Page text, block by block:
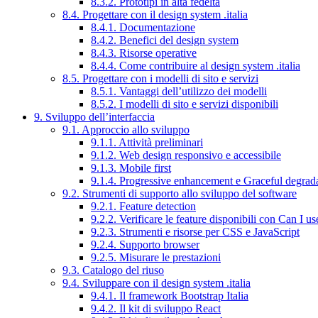
8.4. Progettare con il design system .italia
8.4.1. Documentazione
8.4.2. Benefici del design system
8.4.3. Risorse operative
8.4.4. Come contribuire al design system .italia
8.5. Progettare con i modelli di sito e servizi
8.5.1. Vantaggi dell’utilizzo dei modelli
8.5.2. I modelli di sito e servizi disponibili
9. Sviluppo dell’interfaccia
9.1. Approccio allo sviluppo
9.1.1. Attività preliminari
9.1.2. Web design responsivo e accessibile
9.1.3. Mobile first
9.1.4. Progressive enhancement e Graceful
9.2. Strumenti di supporto allo sviluppo del software
9.2.1. Feature detection
9.2.2. Verificare le feature disponibili con Can I
9.2.3. Strumenti e risorse per CSS e JavaScript
9.2.4. Supporto browser
9.2.5. Misurare le prestazioni
9.3. Catalogo del riuso
9.4. Sviluppare con il design system .italia
9.4.1. Il framework Bootstrap Italia
9.4.2. Il kit di sviluppo React